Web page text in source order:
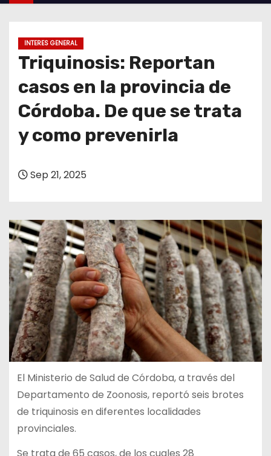
o
INTERES GENERAL
Triquinosis: Reportan
casos en la provincia de
Córdoba. De que se trata
y como prevenirla
Sep 21, 2025
El Ministerio de Salud de Córdoba, a través del
Departamento de Zoonosis, reportó seis brotes
de triquinosis en diferentes localidades
provinciales.
Se trata de 65 casos, de los cuales 28